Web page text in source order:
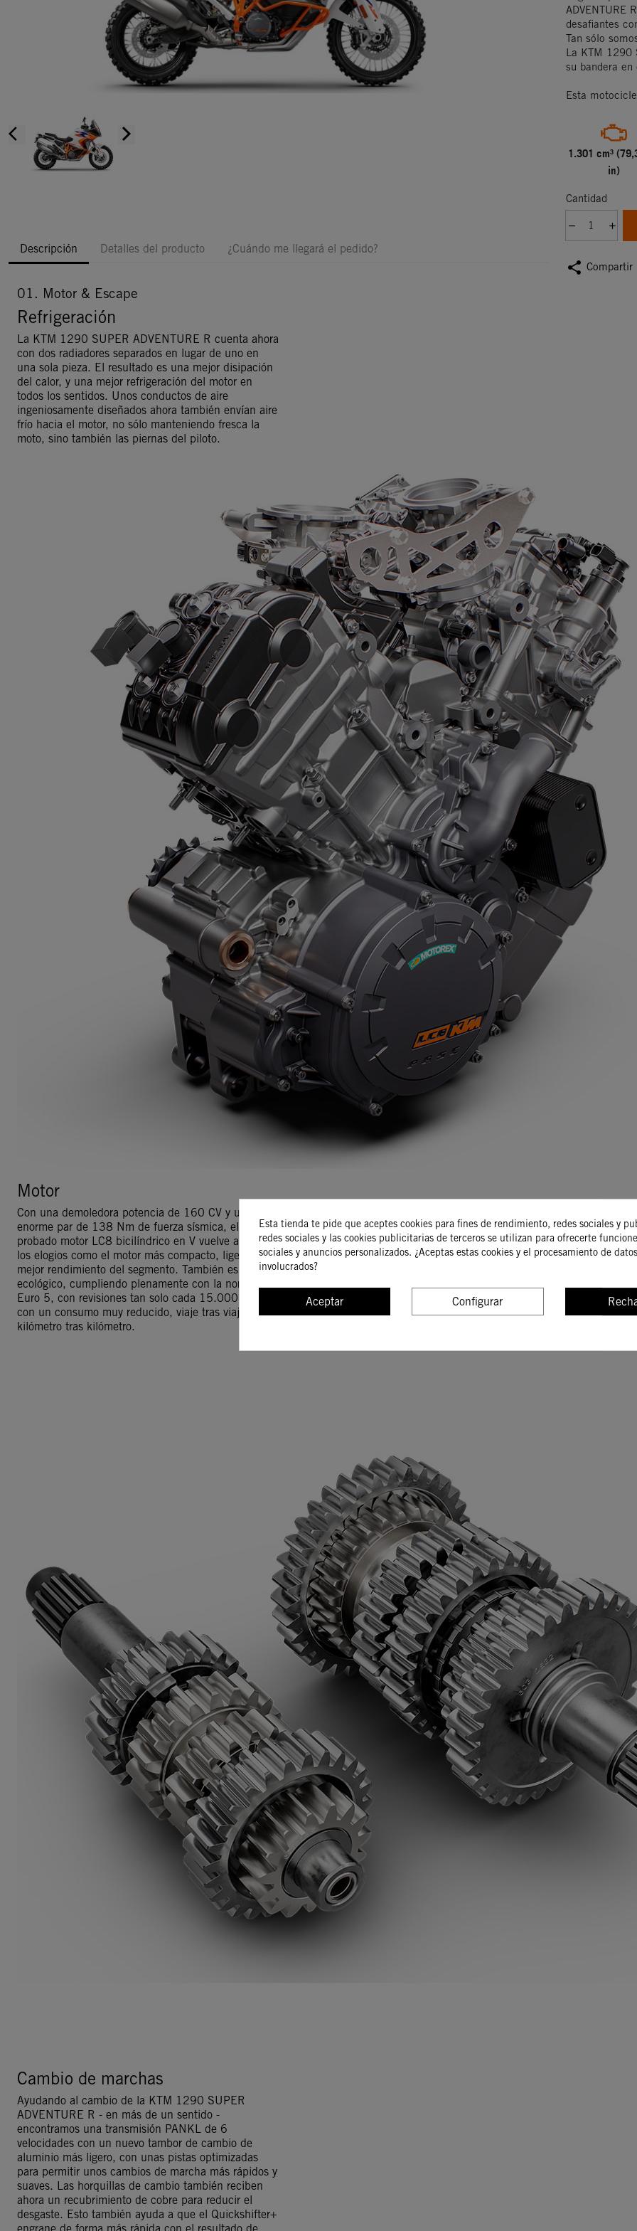
arrow_back_ios arrow_forward_ios
Descripción Detalles del producto ¿Cuándo me llegará el pedido?
01. Motor & Escape
Refrigeración
La KTM 1290 SUPER ADVENTURE R cuenta ahora
con dos radiadores separados en lugar de uno en
una sola pieza. El resultado es una mejor disipación
del calor, y una mejor refrigeración del motor en
todos los sentidos. Unos conductos de aire
ingeniosamente diseñados ahora también envían aire
frío hacia el motor, no sólo manteniendo fresca la
moto, sino también las piernas del piloto.
Motor
Con una demoledora potencia de 160 CV y un
enorme par de 138 Nm de fuerza sísmica, el
probado motor LC8 bicilíndrico en V vuelve a recibir
los elogios como el motor más compacto, ligero y de
mejor rendimiento del segmento. También es más
ecológico, cumpliendo plenamente con la normativa
Euro 5, con revisiones tan solo cada 15.000 km y
con un consumo muy reducido, viaje tras viaje,
kilómetro tras kilómetro.
Cambio de marchas
Ayudando al cambio de la KTM 1290 SUPER
ADVENTURE R - en más de un sentido -
encontramos una transmisión PANKL de 6
velocidades con un nuevo tambor de cambio de
aluminio más ligero, con unas pistas optimizadas
para permitir unos cambios de marcha más rápidos y
suaves. Las horquillas de cambio también reciben
ahora un recubrimiento de cobre para reducir el
desgaste. Esto también ayuda a que el Quickshifter+
ADVENTURE
desafiantes
Tan sólo
La KTM 1290
su bandera
Esta
1.301 cm³
in)
Cantidad
share Compartir
Esta tienda te pide que aceptes cookies para fines de rendimiento, redes sociales y
redes sociales y las cookies publicitarias de terceros se utilizan para ofrecerte
sociales y anuncios personalizados. ¿Aceptas estas cookies y el procesamiento de
involucrados?
Aceptar Configurar